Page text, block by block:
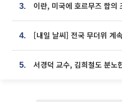
3.
4.
5.